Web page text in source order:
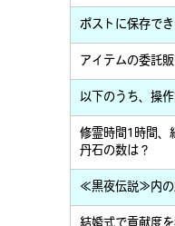
ポストに保存で
アイテムの委託
以下のうち、操
修霊時間1時間、
丹石の数は？
≪黒夜伝説≫内の
結婚式で貢献度